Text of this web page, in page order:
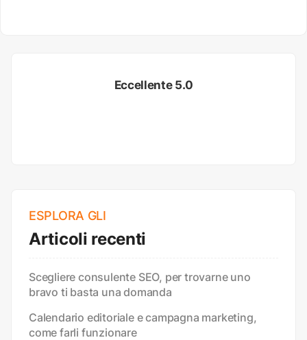
Eccellente 5.0
ESPLORA GLI
Articoli recenti
Scegliere consulente SEO, per trovarne uno
bravo ti basta una domanda
Calendario editoriale e campagna marketing,
come farli funzionare